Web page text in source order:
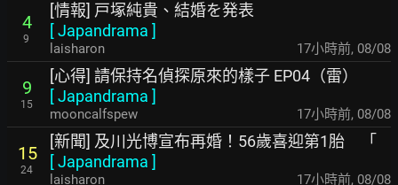
4
9
[情報] 戸塚純貴、結婚を発表
[Japandrama ]
laisharon 17小時前, 08/08
9
15
[心得] 請保持名偵探原來的樣子 EP04（雷）
[Japandrama ]
mooncalfspew 17小時前, 08/08
15
24
[新聞] 及川光博宣布再婚！56歲喜迎第1胎 「
[Japandrama ]
laisharon 17小時前, 08/08